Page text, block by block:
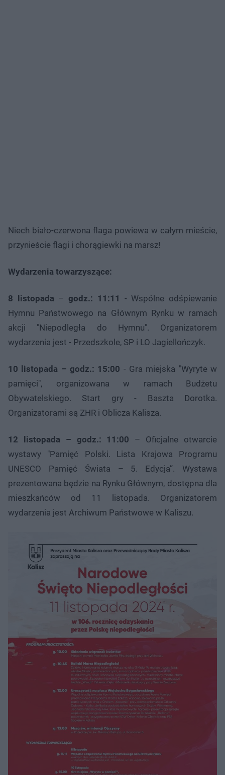
Niech biało-czerwona flaga powiewa w całym mieście,
przynieście flagi i chorągiewki na marsz!
Wydarzenia towarzyszące:
8 listopada – godz.: 11:11 - Wspólne odśpiewanie
Hymnu Państwowego na Głównym Rynku w ramach
akcji "Niepodległa do Hymnu". Organizatorem
wydarzenia jest - Przedszkole, SP i LO Jagiellończyk.
10 listopada – godz.: 15:00 - Gra miejska "Wyryte w
pamięci", organizowana w ramach Budżetu
Obywatelskiego. Start gry - Baszta Dorotka.
Organizatorami są ZHR i Oblicza Kalisza.
12 listopada – godz.: 11:00 – Oficjalne otwarcie
wystawy "Pamięć Polski. Lista Krajowa Programu
UNESCO Pamięć Świata – 5. Edycja”. Wystawa
prezentowana będzie na Rynku Głównym, dostępna dla
mieszkańców od 11 listopada. Organizatorem
wydarzenia jest Archiwum Państwowe w Kaliszu.